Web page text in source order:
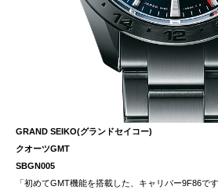
GRAND SEIKO(グランドセイコー)
クオーツGMT
SBGN005
「初めてGMT機能を搭載した、キャリバー9F86で